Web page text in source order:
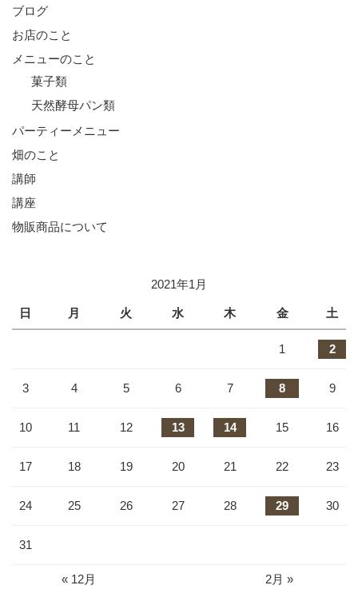
ブログ
お店のこと
メニューのこと
菓子類
天然酵母パン類
パーティーメニュー
畑のこと
講師
講座
物販商品について
2021年1月
日 月 火 水 木 金 土
1 2
3 4 5 6 7 8 9
10 11 12 13 14 15 16
17 18 19 20 21 22 23
24 25 26 27 28 29 30
31
« 12月 2月 »